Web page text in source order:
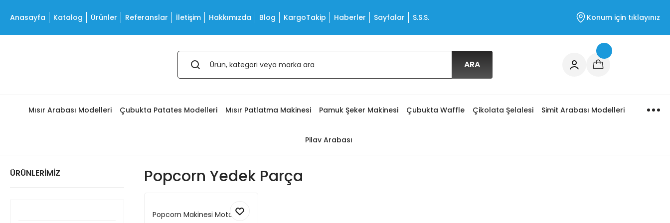
Anasayfa Katalog Ürünler Referanslar İletişim Hakkımızda Blog KargoTakip Haberler Sayfalar S.S.S. Konum için tıklayınız
ARA
Mısır Arabası Modelleri Çubukta Patates Modelleri Mısır Patlatma Makinesi Pamuk Şeker Makinesi Çubukta Waffle Çikolata Şelalesi Simit Arabası Modelleri
Pilav Arabası
ÜRÜNLERİMİZ Popcorn Yedek Parça
Popcorn Makinesi Motoru